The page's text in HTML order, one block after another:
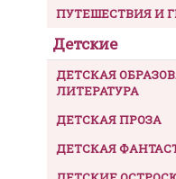
ПУТЕШЕСТВИЯ И
Детские
ДЕТСКАЯ
ЛИТЕРАТУРА
ДЕТСКАЯ ПРОЗА
ДЕТСКАЯ